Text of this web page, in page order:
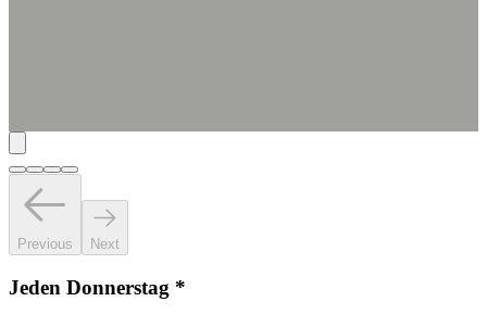
Previous Next
Jeden Donnerstag *